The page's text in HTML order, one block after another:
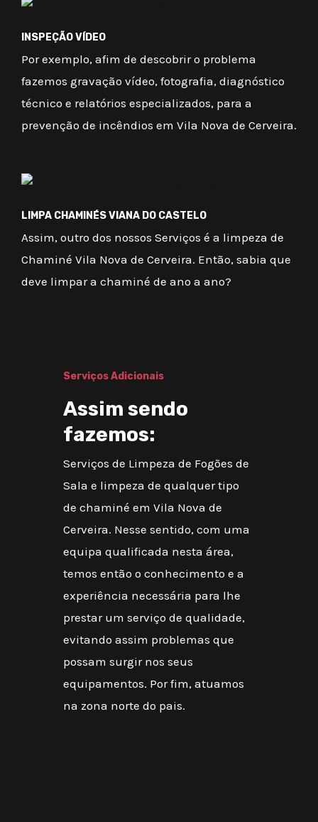
INSPEÇÃO VÍDEO
Por exemplo, afim de descobrir o problema
fazemos gravação vídeo, fotografia, diagnóstico
técnico e relatórios especializados, para a
prevenção de incêndios em Vila Nova de Cerveira.
LIMPA CHAMINÉS VIANA DO CASTELO
Assim, outro dos nossos Serviços é a limpeza de
Chaminé Vila Nova de Cerveira. Então, sabia que
deve limpar a chaminé de ano a ano?
Serviços Adicionais
Assim sendo
fazemos:
Serviços de Limpeza de Fogões de
Sala e limpeza de qualquer tipo
de chaminé em Vila Nova de
Cerveira. Nesse sentido, com uma
equipa qualificada nesta área,
temos então o conhecimento e a
experiência necessária para lhe
prestar um serviço de qualidade,
evitando assim problemas que
possam surgir nos seus
equipamentos. Por fim, atuamos
na zona norte do pais.